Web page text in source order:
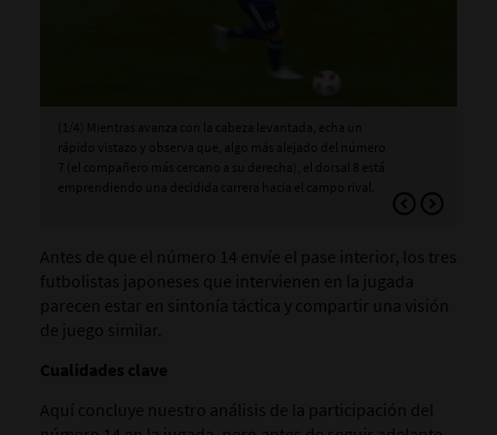
Antes de que el número 14 envíe el pase interior, los tres
futbolistas japoneses que intervienen en la jugada
parecen estar en sintonía táctica y compartir una visión
de juego similar.
Cualidades clave
Aquí concluye nuestro análisis de la participación del